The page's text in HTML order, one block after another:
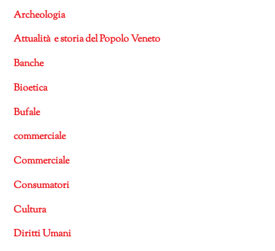
Archeologia
Attualità e storia del Popolo Veneto
Banche
Bioetica
Bufale
commerciale
Commerciale
Consumatori
Cultura
Diritti Umani